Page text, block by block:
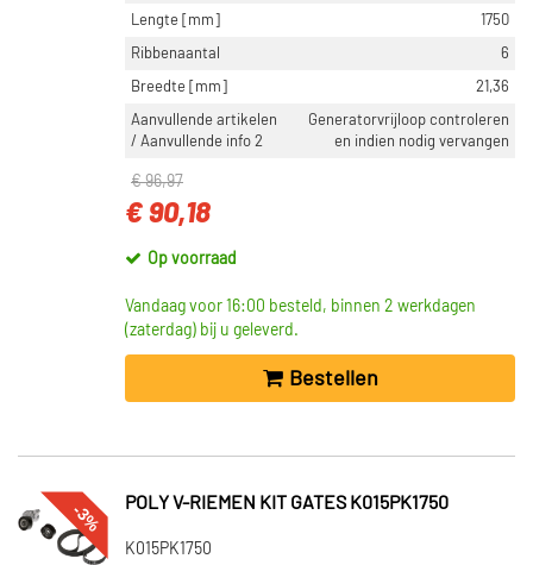
Lengte [mm]
1750
Ribbenaantal
6
Breedte [mm]
21,36
Aanvullende artikelen
/ Aanvullende info 2
Generatorvrijloop controleren
en indien nodig vervangen
€ 96,97
€ 90,18
Op voorraad
Vandaag voor 16:00 besteld, binnen 2 werkdagen
(zaterdag) bij u geleverd.
Bestellen
-3% POLY V-RIEMEN KIT GATES K015PK1750
K015PK1750